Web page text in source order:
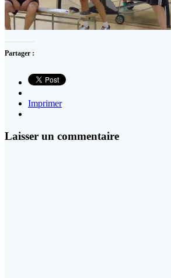
Partager :
Imprimer
Laisser un commentaire